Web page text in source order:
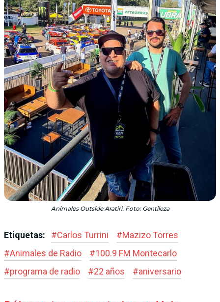
Animales Outside Aratiri. Foto: Gentileza
Etiquetas: #Carlos Turrini #Mazizo Torres
#Animales de Radio #100.9 FM Montecarlo
#programa de radio #22 años #aniversario